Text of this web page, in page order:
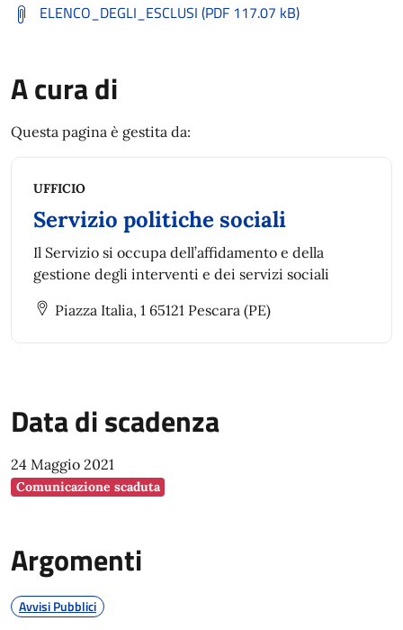
ELENCO_DEGLI_ESCLUSI (PDF 117.07 kB)
A cura di
Questa pagina è gestita da:
UFFICIO
Servizio politiche sociali
Il Servizio si occupa dell’affidamento e della
gestione degli interventi e dei servizi sociali
Piazza Italia, 1 65121 Pescara (PE)
Data di scadenza
24 Maggio 2021
Comunicazione scaduta
Argomenti
Avvisi Pubblici